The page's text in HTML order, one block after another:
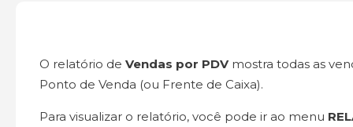
O relatório de Vendas por PDVmostra todas as
Ponto de Venda (ou Frente de Caixa).
Para visualizar o relatório, você pode ir ao menu